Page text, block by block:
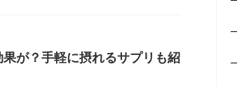
が？手軽に摂れるサプリも紹